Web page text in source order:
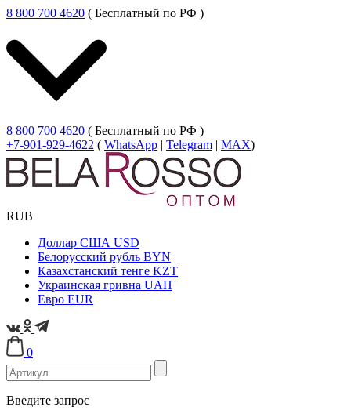
8 800 700 4620 ( Бесплатный по РФ )
8 800 700 4620 ( Бесплатный по РФ )
+7-901-929-4622 ( WhatsApp | Telegram | MAX)
RUB
Доллар США USD
Белорусский рубль BYN
Казахстанский тенге KZT
Украинская гривна UAH
Евро EUR
0
Введите запрос